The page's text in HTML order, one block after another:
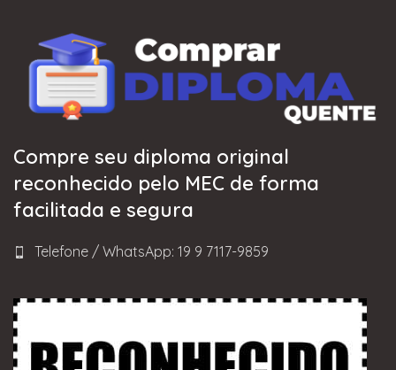
Compre seu diploma original
reconhecido pelo MEC de forma
facilitada e segura
Telefone / WhatsApp: 19 9 7117-9859